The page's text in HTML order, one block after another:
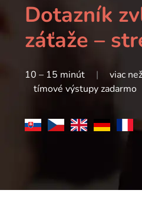
Dotazník
záťaže –
10 – 15 minút | viac
tímové výstupy zadarmo